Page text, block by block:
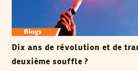
Dix ans de révolution et de
deuxième souffle ?